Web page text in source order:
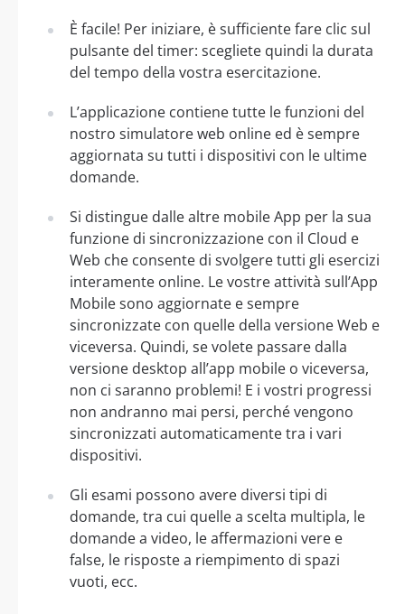
È facile! Per iniziare, è sufficiente fare clic sul
pulsante del timer: scegliete quindi la durata
del tempo della vostra esercitazione.
L’applicazione contiene tutte le funzioni del
nostro simulatore web online ed è sempre
aggiornata su tutti i dispositivi con le ultime
domande.
Si distingue dalle altre mobile App per la sua
funzione di sincronizzazione con il Cloud e
Web che consente di svolgere tutti gli esercizi
interamente online. Le vostre attività sull’App
Mobile sono aggiornate e sempre
sincronizzate con quelle della versione Web e
viceversa. Quindi, se volete passare dalla
versione desktop all’app mobile o viceversa,
non ci saranno problemi! E i vostri progressi
non andranno mai persi, perché vengono
sincronizzati automaticamente tra i vari
dispositivi.
Gli esami possono avere diversi tipi di
domande, tra cui quelle a scelta multipla, le
domande a video, le affermazioni vere e
false, le risposte a riempimento di spazi
vuoti, ecc.